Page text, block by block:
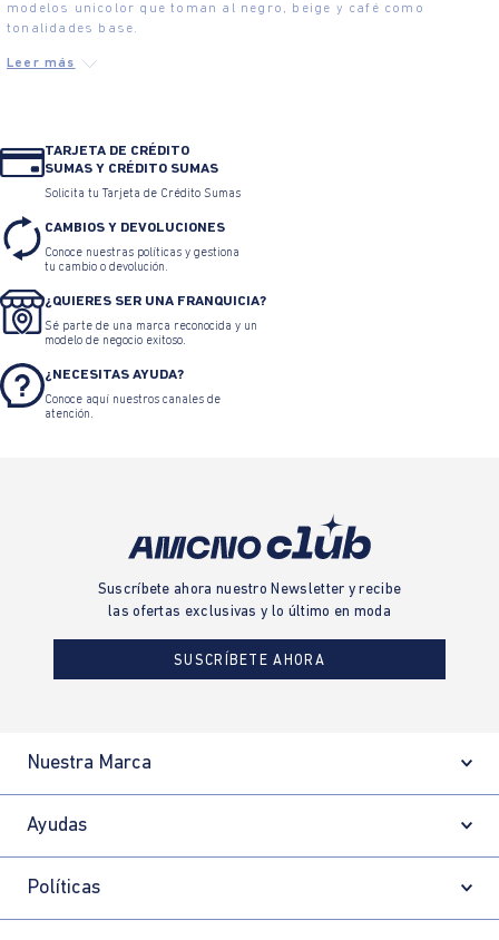
modelos unicolor que toman al negro, beige y café como
tonalidades base.
TARJETA DE CRÉDITO
SUMAS Y CRÉDITO SUMAS
Solicita tu Tarjeta de Crédito Sumas
CAMBIOS Y DEVOLUCIONES
Conoce nuestras políticas y gestiona
tu cambio o devolución.
¿QUIERES SER UNA FRANQUICIA?
Sé parte de una marca reconocida y un
modelo de negocio exitoso.
¿NECESITAS AYUDA?
Conoce aquí nuestros canales de
atención.
Suscríbete ahora nuestro Newsletter y recibe
las ofertas exclusivas y lo último en moda
SUSCRÍBETE AHORA
Nuestra Marca
Ayudas
Políticas